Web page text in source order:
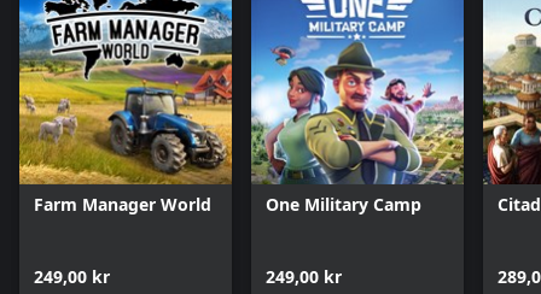
Farm Manager World
249,00 kr
One Military Camp
249,00 kr